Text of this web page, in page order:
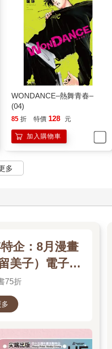
WONDANCE–熱舞青春–
(04)
85 折 特價 128 元
加入購物車
多
企：8月漫畫
美子）電子書
75折